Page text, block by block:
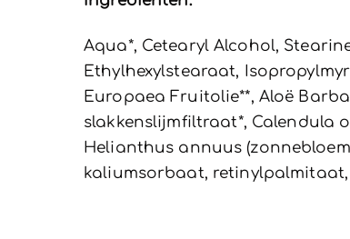
Aqua*, Cetearyl Alcohol,
Ethylhexylstearaat,
Europaea Fruitolie**, Aloë
slakkenslijmfiltraat*, Calendula
Helianthus annuus
kaliumsorbaat, retinylpalmitaat,